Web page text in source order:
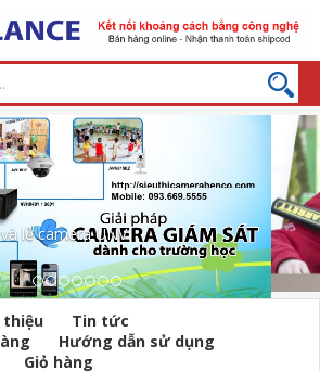
dò kim loại cầm tay
thiệu
Tin tức
Hướng dẫn sử dụng
Giỏ hàng